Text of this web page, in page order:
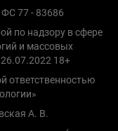
77 - 83686
по надзору в сфере
и массовых
18+
ответственностью
А. В.